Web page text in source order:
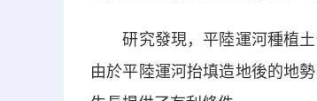
研究發現，平陸運河種植土
由於平陸運河抬填造地後的地